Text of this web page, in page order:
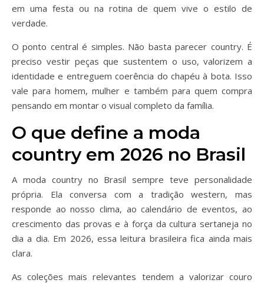
em uma festa ou na rotina de quem vive o estilo de
verdade.
O ponto central é simples. Não basta parecer country. É
preciso vestir peças que sustentem o uso, valorizem a
identidade e entreguem coerência do chapéu à bota. Isso
vale para homem, mulher e também para quem compra
pensando em montar o visual completo da família.
O que define a moda
country em 2026 no Brasil
A moda country no Brasil sempre teve personalidade
própria. Ela conversa com a tradição western, mas
responde ao nosso clima, ao calendário de eventos, ao
crescimento das provas e à força da cultura sertaneja no
dia a dia. Em 2026, essa leitura brasileira fica ainda mais
clara.
As coleções mais relevantes tendem a valorizar couro